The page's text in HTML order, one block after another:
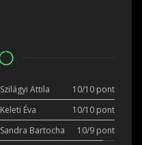
Szilágyi Attila
10/10 pont
Keleti Éva
10/10 pont
Sandra Bartocha
10/9 pont